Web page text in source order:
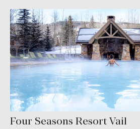
Four Seasons Resort Vail